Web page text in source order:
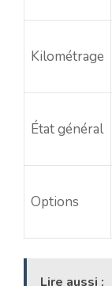
Kilométrage
État général
Options
Lire aussi :